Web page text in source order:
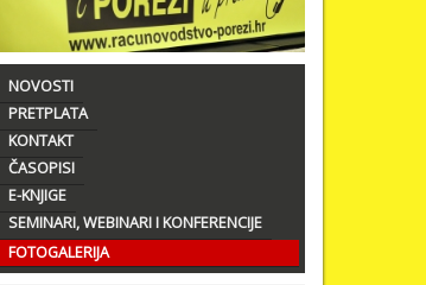
NOVOSTI
PRETPLATA
KONTAKT
ČASOPISI
E-KNJIGE
SEMINARI, WEBINARI I KONFERENCIJE
FOTOGALERIJA